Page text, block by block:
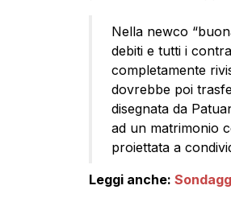
Nella newco
debiti e tutti i
completamente
dovrebbe poi
disegnata da
ad un matrimonio
proiettata a
Leggi anche: